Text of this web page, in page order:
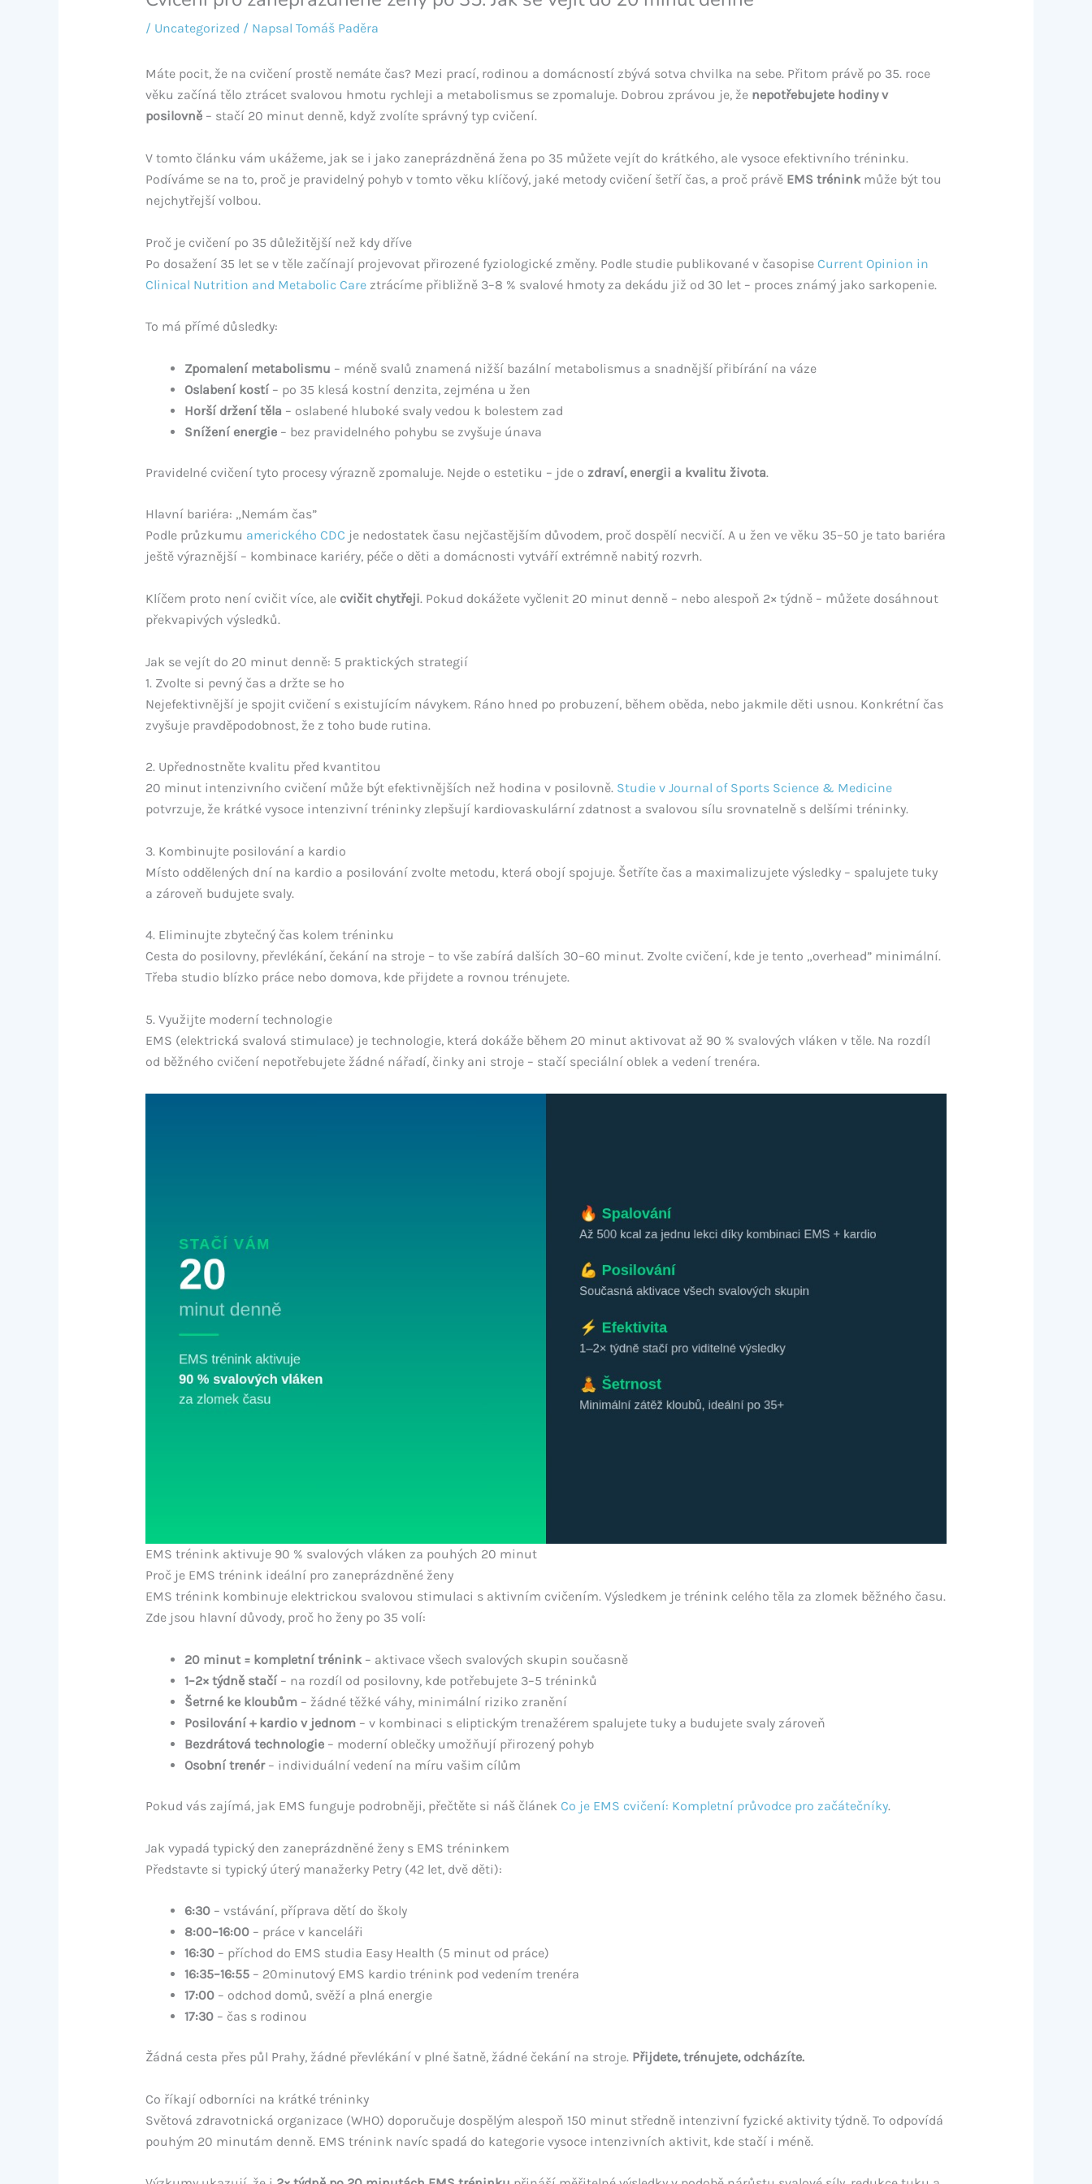
/ Uncategorized / Napsal Tomáš Paděra
Máte pocit, že na cvičení prostě nemáte čas? Mezi prací, rodinou a domácností zbývá sotva chvilka na sebe. Přitom právě po 35. roce
věku začíná tělo ztrácet svalovou hmotu rychleji a metabolismus se zpomaluje. Dobrou zprávou je, že nepotřebujete hodiny v
posilovně– stačí 20 minut denně, když zvolíte správný typ cvičení.
V tomto článku vám ukážeme, jak se i jako zaneprázdněná žena po 35 můžete vejít do krátkého, ale vysoce efektivního tréninku.
Podíváme se na to, proč je pravidelný pohyb v tomto věku klíčový, jaké metody cvičení šetří čas, a proč právě EMS tréninkmůže být tou
nejchytřejší volbou.
Proč je cvičení po 35 důležitější než kdy dříve
Po dosažení 35 let se v těle začínají projevovat přirozené fyziologické změny. Podle studie publikované v časopise Current Opinion in
Clinical Nutrition and Metabolic Careztrácíme přibližně 3–8 % svalové hmoty za dekádu již od 30 let – proces známý jako sarkopenie.
To má přímé důsledky:
Zpomalení metabolismu – méně svalů znamená nižší bazální metabolismus a snadnější přibírání na váze
Oslabení kostí– po 35 klesá kostní denzita, zejména u žen
Horší držení těla – oslabené hluboké svaly vedou k bolestem zad
Snížení energie– bez pravidelného pohybu se zvyšuje únava
Pravidelné cvičení tyto procesy výrazně zpomaluje. Nejde o estetiku – jde o zdraví, energii a kvalitu života.
Hlavní bariéra: „Nemám čas”
Podle průzkumu amerického CDC je nedostatek času nejčastějším důvodem, proč dospělí necvičí. A u žen ve věku 35–50 je tato bariéra
ještě výraznější – kombinace kariéry, péče o děti a domácnosti vytváří extrémně nabitý rozvrh.
Klíčem proto není cvičit více, ale cvičit chytřeji. Pokud dokážete vyčlenit 20 minut denně – nebo alespoň 2× týdně – můžete dosáhnout
překvapivých výsledků.
Jak se vejít do 20 minut denně: 5 praktických strategií
1. Zvolte si pevný čas a držte se ho
Nejefektivnější je spojit cvičení s existujícím návykem. Ráno hned po probuzení, během oběda, nebo jakmile děti usnou. Konkrétní čas
zvyšuje pravděpodobnost, že z toho bude rutina.
2. Upřednostněte kvalitu před kvantitou
20 minut intenzivního cvičení může být efektivnějších než hodina v posilovně. Studie v Journal of Sports Science & Medicine
potvrzuje, že krátké vysoce intenzivní tréninky zlepšují kardiovaskulární zdatnost a svalovou sílu srovnatelně s delšími tréninky.
3. Kombinujte posilování a kardio
Místo oddělených dní na kardio a posilování zvolte metodu, která obojí spojuje. Šetříte čas a maximalizujete výsledky – spalujete tuky
a zároveň budujete svaly.
4. Eliminujte zbytečný čas kolem tréninku
Cesta do posilovny, převlékání, čekání na stroje – to vše zabírá dalších 30–60 minut. Zvolte cvičení, kde je tento „overhead” minimální.
Třeba studio blízko práce nebo domova, kde přijdete a rovnou trénujete.
5. Využijte moderní technologie
EMS (elektrická svalová stimulace) je technologie, která dokáže během 20 minut aktivovat až 90 % svalových vláken v těle. Na rozdíl
od běžného cvičení nepotřebujete žádné nářadí, činky ani stroje – stačí speciální oblek a vedení trenéra.
EMS trénink aktivuje 90 % svalových vláken za pouhých 20 minut
Proč je EMS trénink ideální pro zaneprázdněné ženy
EMS trénink kombinuje elektrickou svalovou stimulaci s aktivním cvičením. Výsledkem je trénink celého těla za zlomek běžného času.
Zde jsou hlavní důvody, proč ho ženy po 35 volí:
20 minut = kompletní trénink– aktivace všech svalových skupin současně
1–2× týdně stačí– na rozdíl od posilovny, kde potřebujete 3–5 tréninků
Šetrné ke kloubům– žádné těžké váhy, minimální riziko zranění
Posilování + kardio v jednom– v kombinaci s eliptickým trenažérem spalujete tuky a budujete svaly zároveň
Bezdrátová technologie– moderní oblečky umožňují přirozený pohyb
Osobní trenér– individuální vedení na míru vašim cílům
Pokud vás zajímá, jak EMS funguje podrobněji, přečtěte si náš článek Co je EMS cvičení: Kompletní průvodce pro začátečníky.
Jak vypadá typický den zaneprázdněné ženy s EMS tréninkem
Představte si typický úterý manažerky Petry (42 let, dvě děti):
6:30– vstávání, příprava dětí do školy
8:00–16:00– práce v kanceláři
16:30– příchod do EMS studia Easy Health (5 minut od práce)
16:35–16:55– 20minutový EMS kardio trénink pod vedením trenéra
17:00– odchod domů, svěží a plná energie
17:30– čas s rodinou
Žádná cesta přes půl Prahy, žádné převlékání v plné šatně, žádné čekání na stroje. Přijdete, trénujete, odcházíte.
Co říkají odborníci na krátké tréninky
Světová zdravotnická organizace (WHO) doporučuje dospělým alespoň 150 minut středně intenzivní fyzické aktivity týdně. To odpovídá
pouhým 20 minutám denně. EMS trénink navíc spadá do kategorie vysoce intenzivních aktivit, kde stačí i méně.